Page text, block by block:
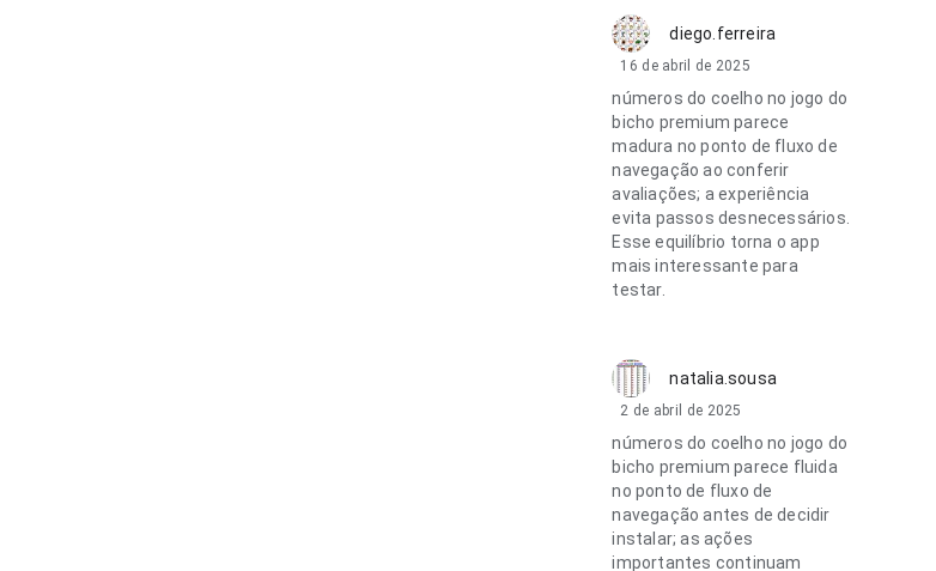
diego.ferreira
16 de abril de 2025
números do coelho no jogo do
bicho premium parece
madura no ponto de fluxo de
navegação ao conferir
avaliações; a experiência
evita passos desnecessários.
Esse equilíbrio torna o app
mais interessante para
testar.
natalia.sousa
2 de abril de 2025
números do coelho no jogo do
bicho premium parece fluida
no ponto de fluxo de
navegação antes de decidir
instalar; as ações
importantes continuam